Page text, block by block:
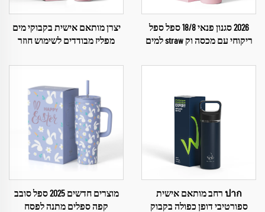
2026 סגנון פנאי 18/8 ספל ספל
ריקוחי עם מכסה וק straw למים
יצרן מותאם אישית בקבוקי מים
מפליז מבודדים לשימוש חוזר
ปาก רחב מותאם אישית
ספורטיבי דופן כפולה בקבוק
מוצרים חדשים 2025 ספל סובב
קפה ספלים מתנה לפסח